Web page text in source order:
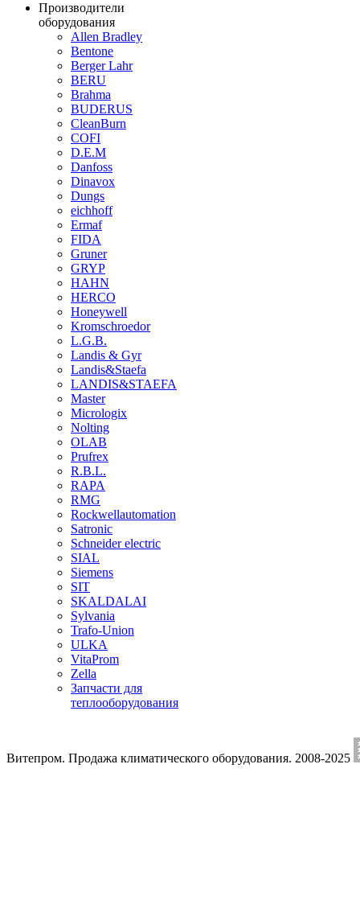
Производители
оборудования
Allen Bradley
Bentone
Berger Lahr
BERU
Brahma
BUDERUS
CleanBurn
COFI
D.E.M
Danfoss
Dinavox
Dungs
eichhoff
Ermaf
FIDA
Gruner
GRYP
HAHN
HERCO
Honeywell
Kromschroedor
L.G.B.
Landis & Gyr
Landis&Staefa
LANDIS&STAEFA
Master
Micrologix
Nolting
OLAB
Prufrex
R.B.L.
RAPA
RMG
Rockwellautomation
Satronic
Schneider electric
SIAL
Siemens
SIT
SKALDALAI
Sylvania
Trafo-Union
ULKA
VitaProm
Zella
Запчасти для
теплооборудования
Витепром. Продажа климатического оборудования. 2008-2025